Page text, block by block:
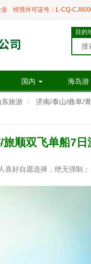
经营许可证号：L-CQ-
目的
国内 海岛游
东旅游 济南/泰山/曲阜/
顺双飞单船7日
好自愿选择，绝无强制